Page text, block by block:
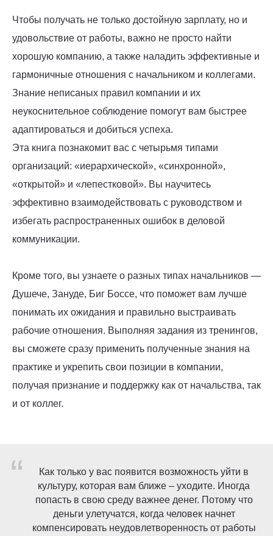
Чтобы получать не только достойную зарплату, но и
удовольствие от работы, важно не просто найти
хорошую компанию, а также наладить эффективные и
гармоничные отношения с начальником и коллегами.
Знание неписаных правил компании и их
неукоснительное соблюдение помогут вам быстрее
адаптироваться и добиться успеха.
Эта книга познакомит вас с четырьмя типами
организаций: «иерархической», «синхронной»,
«открытой» и «лепестковой». Вы научитесь
эффективно взаимодействовать с руководством и
избегать распространенных ошибок в деловой
коммуникации.
Кроме того, вы узнаете о разных типах начальников —
Душече, Зануде, Биг Боссе, что поможет вам лучше
понимать их ожидания и правильно выстраивать
рабочие отношения. Выполняя задания из тренингов,
вы сможете сразу применить полученные знания на
практике и укрепить свои позиции в компании,
получая признание и поддержку как от начальства, так
и от коллег.
“
Как только у вас появится возможность уйти в
культуру, которая вам ближе – уходите. Иногда
попасть в свою среду важнее денег. Потому что
деньги улетучатся, когда человек начнет
компенсировать неудовлетворенность от работы